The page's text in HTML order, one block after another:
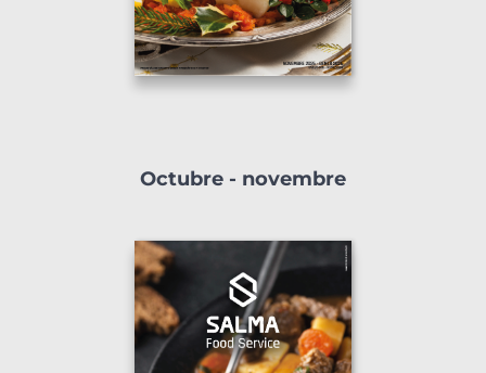
Octubre - novembre